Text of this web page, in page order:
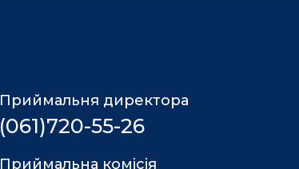
Приймальня директора
(061)720-55-26
Приймальна комісія